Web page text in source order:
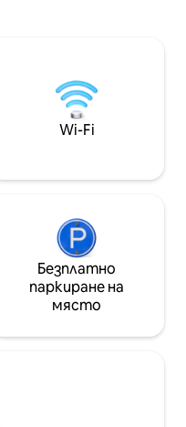
в
Близо до
транспорт,
апартамент е
Wi-Fi
Безплатно
паркиране на
място